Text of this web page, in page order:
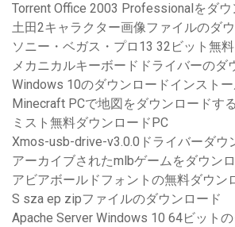
Torrent Office 2003 Professionalをダウ
土田2キャラクター画像ファイルのダ
ソニー・ベガス・プロ13 32ビット無
メカニカルキーボードドライバーのダ
Windows 10のダウンロードインスト
Minecraft PCで地図をダウンロードす
ミスト無料ダウンロードPC
Xmos-usb-drive-v3.0.0ドライバーダウ
アーカイブされたmlbゲームをダウン
アビアボールドフォントの無料ダウン
S sza ep zipファイルのダウンロード
Apache Server Windows 10 64ビット